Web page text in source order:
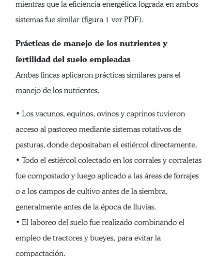
mientras que la eficiencia energética lograda en ambos
sistemas fue similar (figura 1 ver PDF).
Prácticas de manejo de los nutrientes y
fertilidad del suelo empleadas
Ambas fincas aplicaron prácticas similares para el
manejo de los nutrientes.
• Los vacunos, equinos, ovinos y caprinos tuvieron
acceso al pastoreo mediante sistemas rotativos de
pasturas, donde depositaban el estiércol directamente.
• Todo el estiércol colectado en los corrales y corraletas
fue compostado y luego aplicado a las áreas de forrajes
o a los campos de cultivo antes de la siembra,
generalmente antes de la época de lluvias.
• El laboreo del suelo fue realizado combinando el
empleo de tractores y bueyes, para evitar la
compactación.